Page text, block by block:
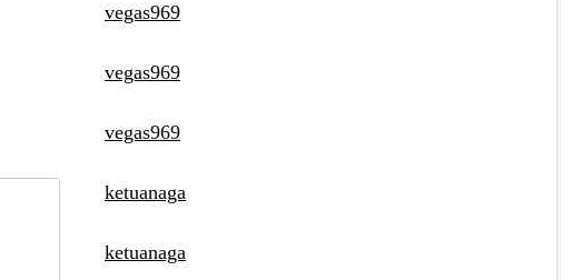
vegas969
vegas969
vegas969
ketuanaga
ketuanaga